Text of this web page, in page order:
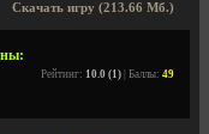
Скачать игру (213.66 Мб.)
Рейтинг: 10.0 (1) | Баллы: 49